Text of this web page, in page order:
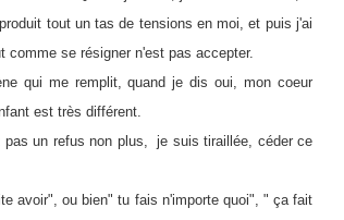
tout un tas de tensions en moi, et puis j'ai
comme se résigner n'est pas accepter.
qui me remplit, quand je dis oui, mon coeur
est très différent.
un refus non plus, je suis tiraillée, céder ce
avoir", ou bien" tu fais n'importe quoi", " ça fait